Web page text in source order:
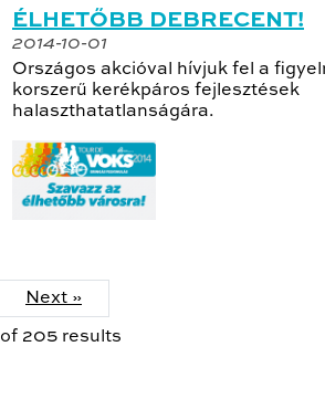
ÉLHETŐBB DEBRECENT!
2014-10-01
Országos akcióval hívjuk fel a
korszerű kerékpáros fejlesztések
halaszthatatlanságára.
Next »
of 205 results